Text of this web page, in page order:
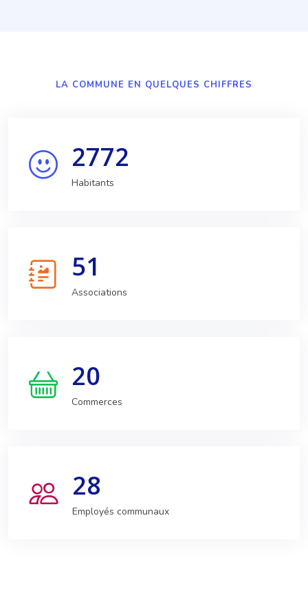
LA COMMUNE EN QUELQUES CHIFFRES
2772
Habitants
51
Associations
20
Commerces
28
Employés communaux